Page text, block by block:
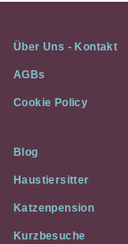
Über Uns - Kontakt
AGBs
Cookie Policy
Blog
Haustiersitter
Katzenpension
Kurzbesuche